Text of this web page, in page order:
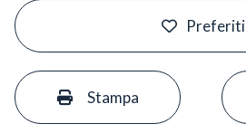
Preferiti
Stampa